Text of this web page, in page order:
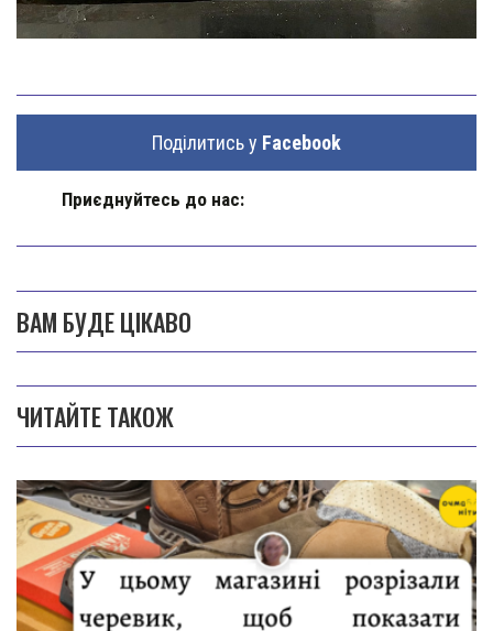
Поділитись у Facebook
Приєднуйтесь до нас:
ВАМ БУДЕ ЦІКАВО
ЧИТАЙТЕ ТАКОЖ